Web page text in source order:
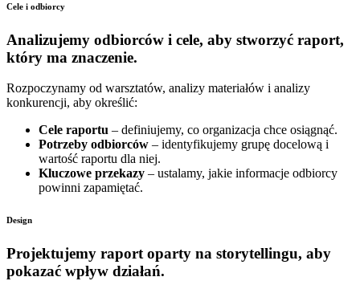
Cele i odbiorcy
Analizujemy odbiorców i cele, aby stworzyć raport,
który ma znaczenie.
Rozpoczynamy od warsztatów, analizy materiałów i analizy
konkurencji, aby określić:
Cele raportu – definiujemy, co organizacja chce osiągnąć.
Potrzeby odbiorców – identyfikujemy grupę docelową i
wartość raportu dla niej.
Kluczowe przekazy – ustalamy, jakie informacje odbiorcy
powinni zapamiętać.
Design
Projektujemy raport oparty na storytellingu, aby
pokazać wpływ działań.